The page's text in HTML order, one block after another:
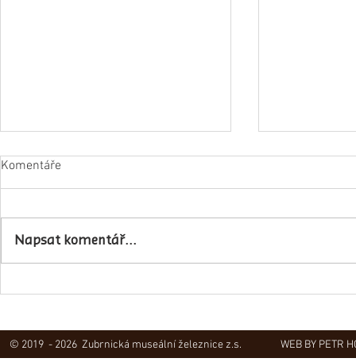
Komentáře
Napsat komentář...
© 2019 - 2026 Zubrnická museální železnice z.s. WEB BY